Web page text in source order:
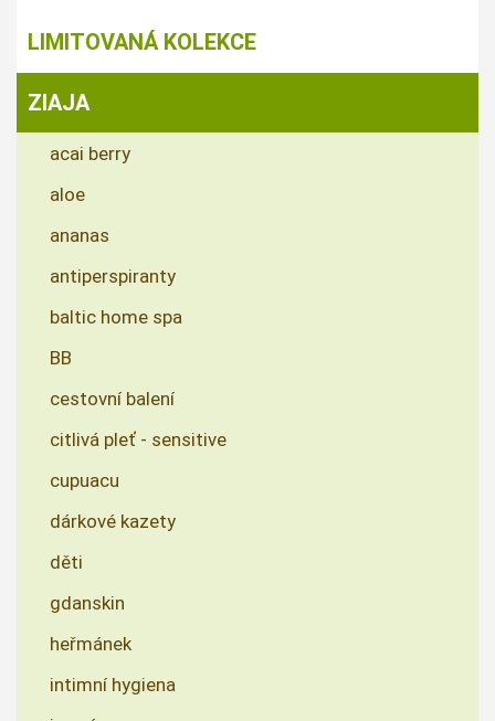
LIMITOVANÁ KOLEKCE
ZIAJA
acai berry
aloe
ananas
antiperspiranty
baltic home spa
BB
cestovní balení
citlivá pleť - sensitive
cupuacu
dárkové kazety
děti
gdanskin
heřmánek
intimní hygiena